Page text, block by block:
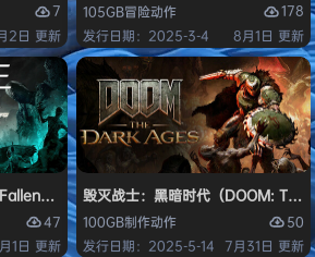
7
2日 更新
105GB冒险动作
178
发行日期：2025-3-4
8月1日 更新
）免安装中文版
47
1日 更新
毁灭战士：黑暗时代（DOOM: The
100GB制作动作
50
发行日期：2025-5-14
7月31日 更新